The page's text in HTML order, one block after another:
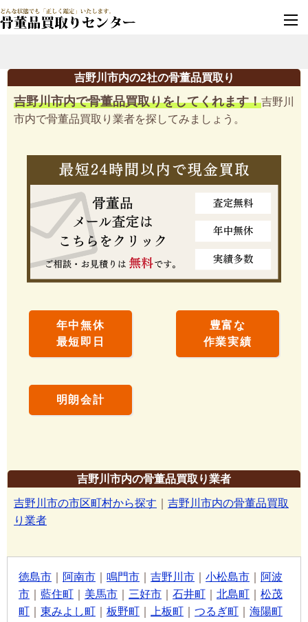
吉野川市内の2社の骨董品買取り
吉野川市内で骨董品買取りをしてくれます！吉野川
市内で骨董品買取り業者を探してみましょう。
年中無休
最短即日
豊富な
作業実績
明朗会計
吉野川市内の骨董品買取り業者
吉野川市の市区町村から探す
吉野川市内の骨董品買取
り業者
徳島市 阿南市 鳴門市 吉野川市 小松島市
阿波
市
藍住町 美馬市 三好市 石井町 北島町
松茂
町
東みよし町 板野町 上板町 つるぎ町
海陽町